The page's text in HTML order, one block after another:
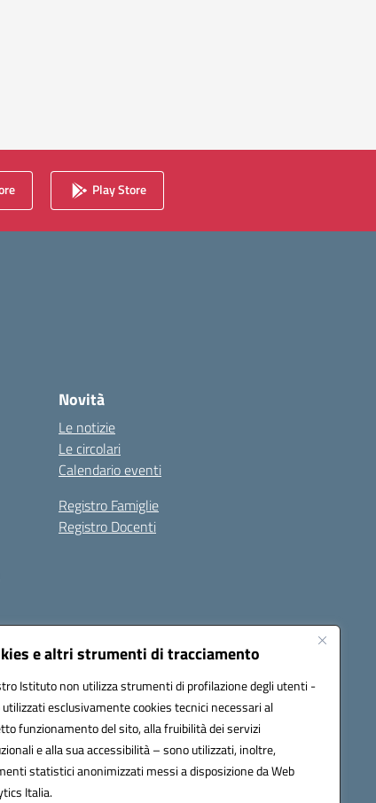
e altri strumenti di tracciamento
Istituto non utilizza strumenti di profilazione degli utenti -
esclusivamente cookies tecnici necessari al
funzionamento del sito, alla fruibilità dei servizi
e alla sua accessibilità – sono utilizzati, inoltre,
statistici anonimizzati messi a disposizione da Web
Italia.
Play Store
Novità
Le notizie
Le circolari
Calendario eventi
Registro Famiglie
Registro Docenti
Note legali